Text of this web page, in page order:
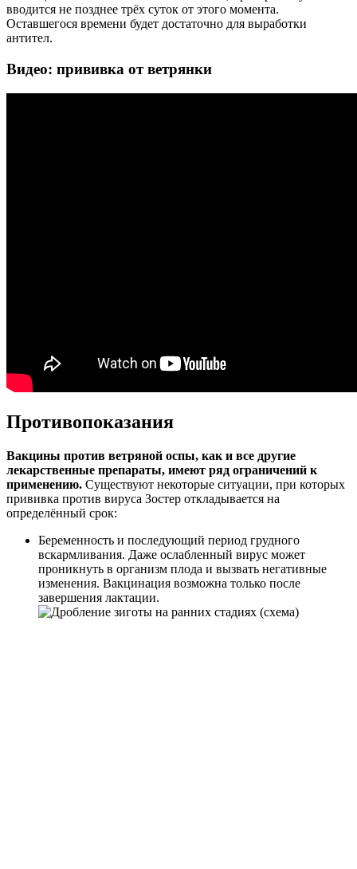
вводится не позднее трёх суток от этого момента.
Оставшегося времени будет достаточно для выработки
антител.
Видео: прививка от ветрянки
Противопоказания
Вакцины против ветряной оспы, как и все другие
лекарственные препараты, имеют ряд ограничений к
применению. Существуют некоторые ситуации, при которых
прививка против вируса Зостер откладывается на
определённый срок:
Беременность и последующий период грудного
вскармливания. Даже ослабленный вирус может
проникнуть в организм плода и вызвать негативные
изменения. Вакцинация возможна только после
завершения лактации.